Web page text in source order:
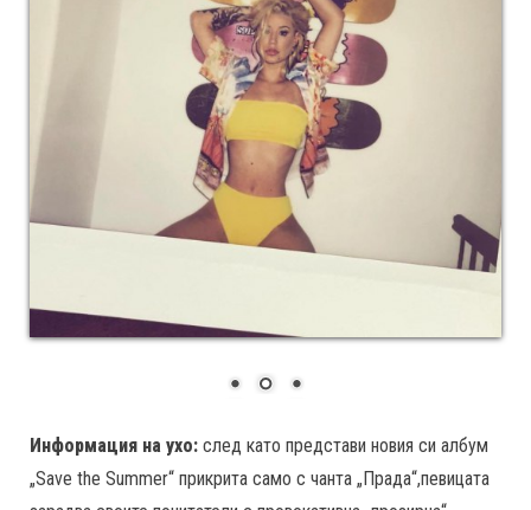
Информация на ухо: след като представи новия си албум
„Save the Summer“ прикрита само с чанта „Прада“,певицата